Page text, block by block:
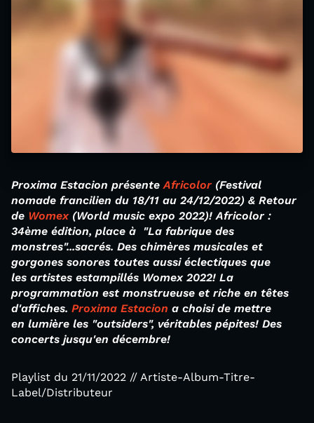
Proxima Estacion présenteAfricolor (Festival
nomade francilien du 18/11 au 24/12/2022) & Retour
de Womex(World music expo 2022)! Africolor :
34ème édition, place à "La fabrique des
monstres"...sacrés. Des chimères musicales et
gorgones sonores toutes aussi éclectiques que
les artistes estampillés Womex 2022! La
programmation est monstrueuse et riche en têtes
d'affiches. Proxima Estacion a choisi de mettre
en lumière les "outsiders", véritables pépites! Des
concerts jusqu'en décembre!
Playlist du 21/11/2022 // Artiste-Album-Titre-
Label/Distributeur